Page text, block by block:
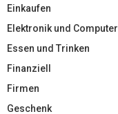
Einkaufen
Elektronik und Computer
Essen und Trinken
Finanziell
Firmen
Geschenk